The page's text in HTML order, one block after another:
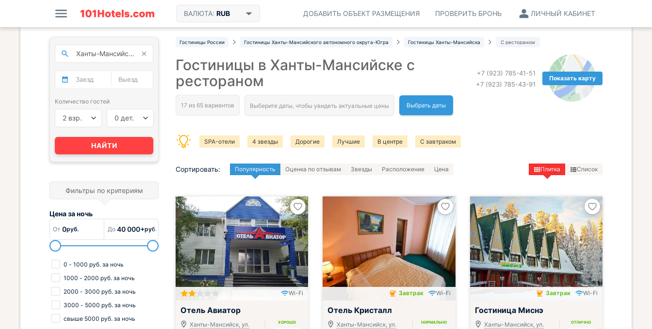
ВАЛЮТА: RUB ЛИЧНЫЙ КАБИНЕТ
ПРОВЕРИТЬ БРОНЬ
ДОБАВИТЬ ОБЪЕКТ РАЗМЕЩЕНИЯ
Гостиницы России Гостиницы Ханты-Мансийского автономного округа-Югра Гостиницы Ханты-Мансийска С рестораном
Показать карту
+7 (923) 785-41-51
+7 (923) 785-43-91
Гостиницы в Ханты-Мансийске с
рестораном
Выбрать даты
SPA-отели 4 звезды Дорогие Лучшие В центре С завтраком
Сортировать: Популярность Оценка по отзывам Звезды Расположение Цена Плитка Список
Wi-Fi
Отель Авиатор
Ханты-Мансийск, ул.
ХОРОШО
Завтрак включён
Завтрак Wi-Fi
Отель Кристалл
Ханты-Мансийск, ул.
НОРМАЛЬНО
Завтрак включён
Завтрак Wi-Fi
Гостиница Миснэ
Ханты-Мансийск, ул.
ОТЛИЧНО
Количество гостей
2 взр. 0 дет.
НАЙТИ
Фильтры по критериям
Цена заночь
От 0руб. До 40 000+руб.
0 - 1000 руб. за ночь
1000 - 2000 руб. за ночь
2000 - 3000 руб. за ночь
3000 - 5000 руб. за ночь
свыше 5000 руб. за ночь